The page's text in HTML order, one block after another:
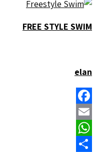
FREE STYLE SWIM
elan
Facebook
Email
WhatsApp